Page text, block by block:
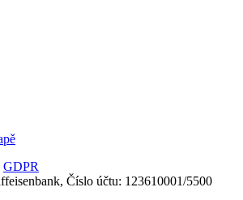
GDPR
Číslo účtu: 123610001/5500